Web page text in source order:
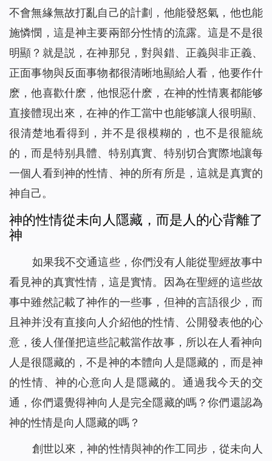
不會無緣無故打亂自己的計劃，他能發怒氣，他也能
施憐憫，這是神主要兩部分性情的流露。這是不是很
明顯？就是説，在神那兒，對與錯、正義與非正義、
正面事物與反面事物都很清晰地顯給人看，他要作什
麽，他喜歡什麽，他恨惡什麽，在神的性情裏都能够
直接體現出來，在神的作工當中也能够讓人很明顯、
很清楚地看得到，并不是很模糊的，也不是很籠統
的，而是特别具體、特别真實、特别切合實際地讓每
一個人看到神的性情、神的所有所是，這就是真實的
神自己。
神的性情從未向人隱藏，而是人的心背離了
神
如果我不交通這些，你們没有人能從聖經故事中
看見神的真實性情，這是實情。因為在聖經的這些故
事中雖然記載了神作的一些事，但神的言語很少，而
且神并没有直接向人介紹他的性情、公開發表他的心
意，後人僅僅把這些記載當作故事，所以在人看神向
人是很隱藏的，不是神的本體向人是隱藏的，而是神
的性情、神的心意向人是隱藏的。通過我今天的交
通，你們還覺得神向人是完全隱藏的嗎？你們還認為
神的性情是向人隱藏的嗎？
創世以來，神的性情與神的作工同步，從未向人